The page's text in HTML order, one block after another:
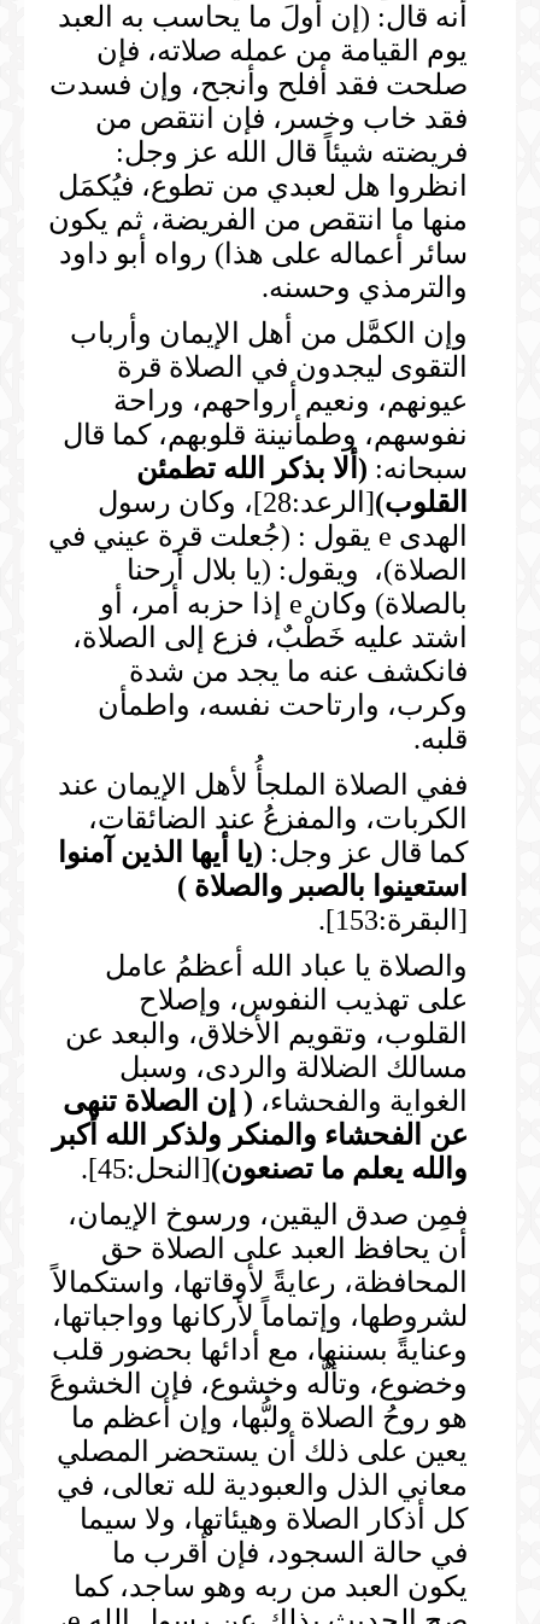
أنه قال: (إن أولَ ما يحاسب به العبد
يوم القيامة من عمله صلاته، فإن
صلحت فقد أفلح وأنجح، وإن فسدت
فقد خاب وخسر، فإن انتقص من
فريضته شيئاً قال الله عز وجل:
انظروا هل لعبدي من تطوع، فيُكمَل
منها ما انتقص من الفريضة، ثم يكون
سائر أعماله على هذا) رواه أبو داود
والترمذي وحسنه.
وإن الكمَّل من أهل الإيمان وأرباب
التقوى ليجدون في الصلاة قرة
عيونهم، ونعيم أرواحهم، وراحة
نفوسهم، وطمأنينة قلوبهم، كما قال
سبحانه: ( ألا بذكر الله تطمئن
القلوب)
[الرعد:28]، وكان رسول
الهدى e يقول : (جُعلت قرة عيني في
الصلاة)، ويقول: (يا بلال أرحنا
بالصلاة) وكان e إذا حزبه أمر، أو
اشتد عليه خَطْبٌ، فزع إلى الصلاة،
فانكشف عنه ما يجد من شدة
وكرب، وارتاحت نفسه، واطمأن
قلبه.
ففي الصلاة الملجأُ لأهل الإيمان عند
الكربات، والمفزعُ عند الضائقات،
كما قال عز وجل: (يا أيها الذين آمنوا
استعينوا بالصبر والصلاة )
[البقرة:153].
والصلاة يا عباد الله أعظمُ عامل
على تهذيب النفوس، وإصلاح
القلوب، وتقويم الأخلاق، والبعد عن
مسالك الضلالة والردى، وسبل
الغواية والفحشاء، ( إن الصلاة تنهى
عن الفحشاء والمنكر ولذكر الله أكبر
والله يعلم ما تصنعون)[النحل:45].
فمِن صدق اليقين، ورسوخ الإيمان،
أن يحافظ العبد على الصلاة حق
المحافظة، رعايةً لأوقاتها، واستكمالاً
لشروطها، وإتماماً لأركانها وواجباتها،
وعنايةً بسننها، مع أدائها بحضور قلب
وخضوع، وتألُّه وخشوع، فإن الخشوعَ
هو روحُ الصلاة ولبُّها، وإن أعظم ما
يعين على ذلك أن يستحضر المصلي
معاني الذل والعبودية لله تعالى، في
كل أذكار الصلاة وهيئاتها، ولا سيما
في حالة السجود، فإن أقرب ما
يكون العبد من ربه وهو ساجد، كما